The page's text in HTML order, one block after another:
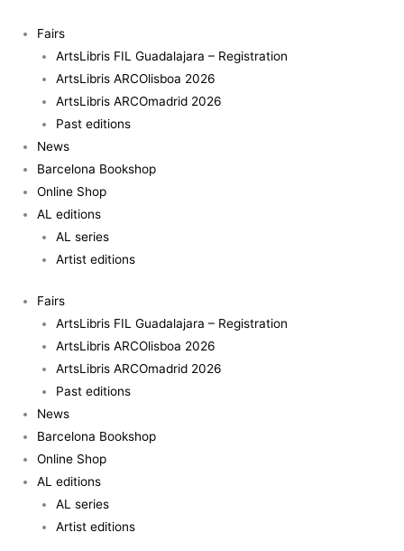
content
Fairs
ArtsLibris FIL Guadalajara – Registration
ArtsLibris ARCOlisboa 2026
ArtsLibris ARCOmadrid 2026
Past editions
News
Barcelona Bookshop
Online Shop
AL editions
AL series
Artist editions
Fairs
ArtsLibris FIL Guadalajara – Registration
ArtsLibris ARCOlisboa 2026
ArtsLibris ARCOmadrid 2026
Past editions
News
Barcelona Bookshop
Online Shop
AL editions
AL series
Artist editions